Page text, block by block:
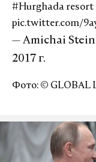
#Hurghada resort
pic.twitter.com/
— Amichai
2017 г.
Фото: © GLOBAL